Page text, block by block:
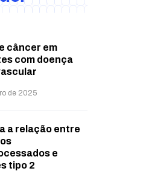
câncer em
com doença
de 2025
a relação entre
e
tipo 2